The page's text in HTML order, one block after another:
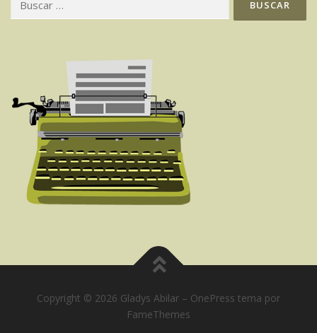
Copyright © 2026 Gladys Abilar – OnePress tema por
FameThemes